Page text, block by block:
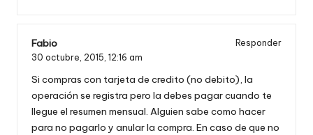
Fabio
Responder
30 octubre, 2015, 12:16 am
Si compras con tarjeta de credito (no debito), la
operación se registra pero la debes pagar cuando te
llegue el resumen mensual. Alguien sabe como hacer
para no pagarlo y anular la compra. En caso de que no